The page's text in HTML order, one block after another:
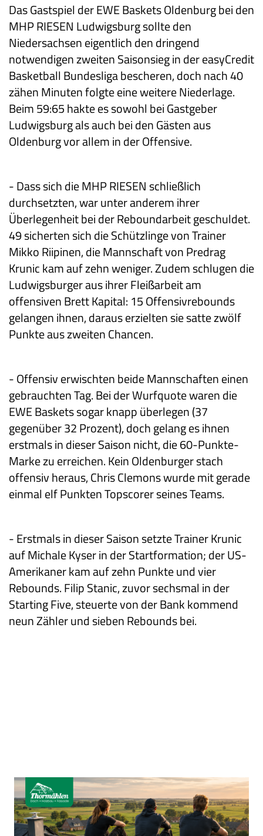
Das Gastspiel der EWE Baskets Oldenburg bei den
MHP RIESEN Ludwigsburgsollte den
Niedersachsen eigentlich den dringend
notwendigen zweiten Saisonsieg in der easyCredit
Basketball Bundesliga bescheren, dochnach 40
zähen Minutenfolgteeine weitere Niederlage.
Beim 59:65 hakte es sowohl bei Gastgeber
Ludwigsburg als auch bei den Gästen aus
Oldenburg vor allem in der Offensive.
- Dass sich die MHP RIESEN schließlich
durchsetzten, warunter anderem ihrer
Überlegenheit bei der Reboundarbeit geschuldet.
49 sicherten sich die Schützlinge von Trainer
MikkoRiipinen, die Mannschaft von Predrag
Krunic kam auf zehn weniger.Zudemschlugen die
Ludwigsburgeraus ihrer Fleißarbeit am
offensiven Brett Kapital: 15 Offensivrebounds
gelangenihnen, daraus erzielten sie satte zwölf
Punkte aus zweiten Chancen.
-Offensiverwischten beide Mannschaften einen
gebrauchten Tag. Bei der Wurfquote waren die
EWE Baskets sogar knapp überlegen (37
gegenüber 32 Prozent), dochgelang es ihnen
erstmals in dieser Saison nicht, die 60-Punkte-
Marke zu erreichen.Kein Oldenburger stach
offensiv heraus, Chris Clemons wurde mit gerade
einmal elf Punkten Topscorer seines Teams.
-Erstmals in dieser Saison setzte Trainer Krunic
aufMichale Kyser in der Startformation; der US-
Amerikaner kam auf zehn Punkte und vier
Rebounds. Filip Stanic, zuvor sechsmal in der
StartingFive, steuerte von der Bank kommend
neun Zähler und sieben Rebounds bei.